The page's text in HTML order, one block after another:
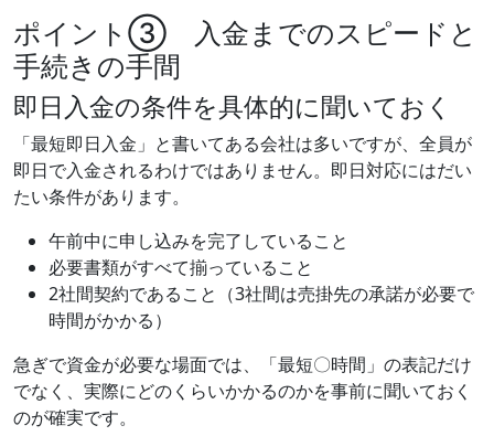
ポイント③ 入金までのスピードと
手続きの手間
即日入金の条件を具体的に聞いておく
「最短即日入金」と書いてある会社は多いですが、全員が
即日で入金されるわけではありません。即日対応にはだい
たい条件があります。
午前中に申し込みを完了していること
必要書類がすべて揃っていること
2社間契約であること（3社間は売掛先の承諾が必要で
時間がかかる）
急ぎで資金が必要な場面では、「最短〇時間」の表記だけ
でなく、実際にどのくらいかかるのかを事前に聞いておく
のが確実です。